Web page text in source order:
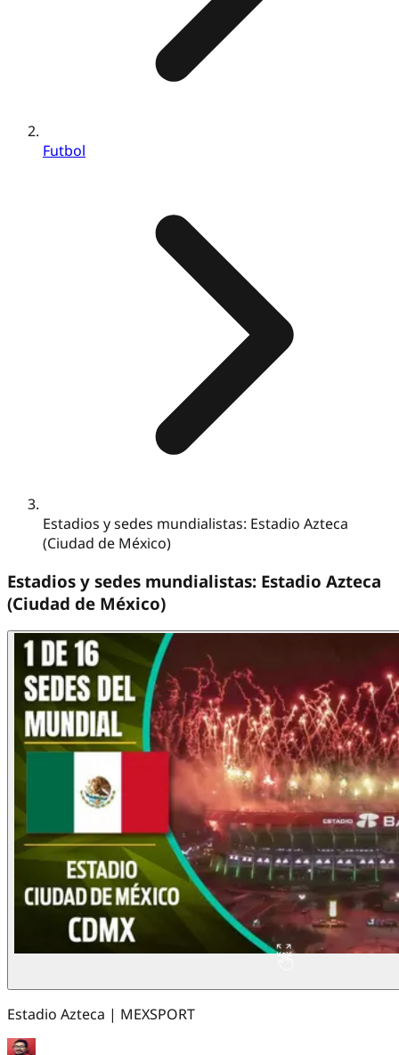
Futbol
Estadios y sedes mundialistas: Estadio Azteca
(Ciudad de México)
Estadios y sedes mundialistas: Estadio Azteca
(Ciudad de México)
Estadio Azteca | MEXSPORT